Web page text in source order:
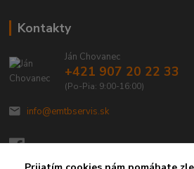
Kontakty
Ján Chovanec
+421 907 20 22 33
(Po-Pia: 9:00-16:00)
info@emtbservis.sk